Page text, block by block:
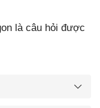
là câu hỏi được